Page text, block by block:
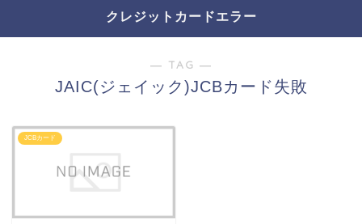
クレジットカードエラー
― TAG ―
JAIC(ジェイック)JCBカード失敗
JCBカード